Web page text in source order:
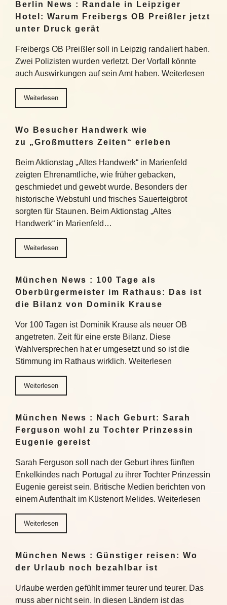
Berlin News : Randale in Leipziger
Hotel: Warum Freibergs OB Preißler jetzt
unter Druck gerät
Freibergs OB Preißler soll in Leipzig randaliert haben.
Zwei Polizisten wurden verletzt. Der Vorfall könnte
auch Auswirkungen auf sein Amt haben. Weiterlesen
Weiterlesen
Wo Besucher Handwerk wie
zu „Großmutters Zeiten“ erleben
Beim Aktionstag „Altes Handwerk“ in Marienfeld
zeigten Ehrenamtliche, wie früher gebacken,
geschmiedet und gewebt wurde. Besonders der
historische Webstuhl und frisches Sauerteigbrot
sorgten für Staunen. Beim Aktionstag „Altes
Handwerk“ in Marienfeld…
Weiterlesen
München News : 100 Tage als
Oberbürgermeister im Rathaus: Das ist
die Bilanz von Dominik Krause
Vor 100 Tagen ist Dominik Krause als neuer OB
angetreten. Zeit für eine erste Bilanz. Diese
Wahlversprechen hat er umgesetzt und so ist die
Stimmung im Rathaus wirklich. Weiterlesen
Weiterlesen
München News : Nach Geburt: Sarah
Ferguson wohl zu Tochter Prinzessin
Eugenie gereist
Sarah Ferguson soll nach der Geburt ihres fünften
Enkelkindes nach Portugal zu ihrer Tochter Prinzessin
Eugenie gereist sein. Britische Medien berichten von
einem Aufenthalt im Küstenort Melides. Weiterlesen
Weiterlesen
München News : Günstiger reisen: Wo
der Urlaub noch bezahlbar ist
Urlaube werden gefühlt immer teurer und teurer. Das
muss aber nicht sein. In diesen Ländern ist das